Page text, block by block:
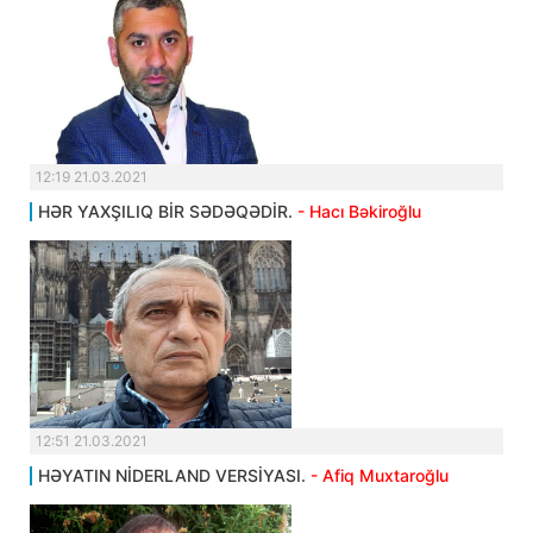
12:19 21.03.2021
HƏR YAXŞILIQ BİR SƏDƏQƏDİR. - Hacı Bəkiroğlu
12:51 21.03.2021
HƏYATIN NİDERLAND VERSİYASI. - Afiq Muxtaroğlu